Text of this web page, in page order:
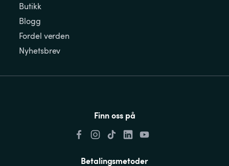
Butikk
Blogg
Fordel verden
Nyhetsbrev
Finn oss på
Betalingsmetoder